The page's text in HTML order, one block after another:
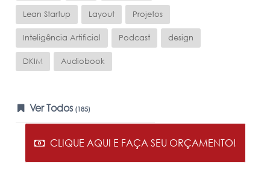
Lean Startup Layout Projetos
Inteligência Artificial Podcast design
DKIM Audiobook
Ver Todos (185)
CLIQUE AQUI E FAÇA SEU ORÇAMENTO!